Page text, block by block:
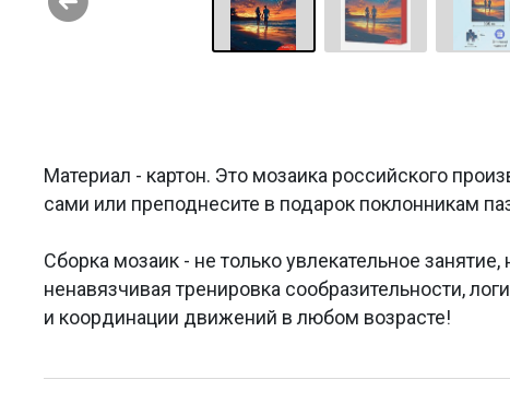
Материал - картон. Это мозаика российского
сами или преподнесите в подарок поклонникам
Сборка мозаик - не только увлекательное
ненавязчивая тренировка сообразительности,
и координации движений в любом возрасте!